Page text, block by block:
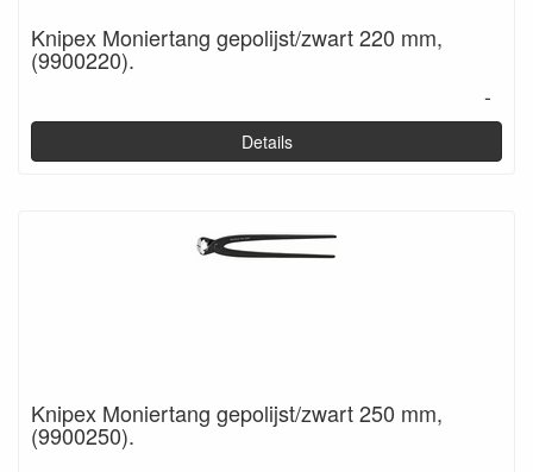
Knipex Moniertang gepolijst/zwart 220 mm,
(9900220).
-
Details
Knipex Moniertang gepolijst/zwart 250 mm,
(9900250).